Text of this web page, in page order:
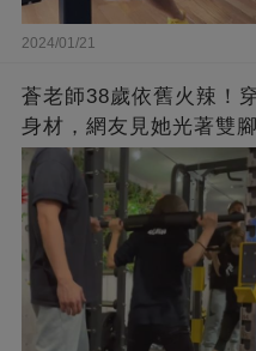
2024/01/21
蒼老師38歲依舊火辣！
身材，網友見她光著雙
過是個數字！